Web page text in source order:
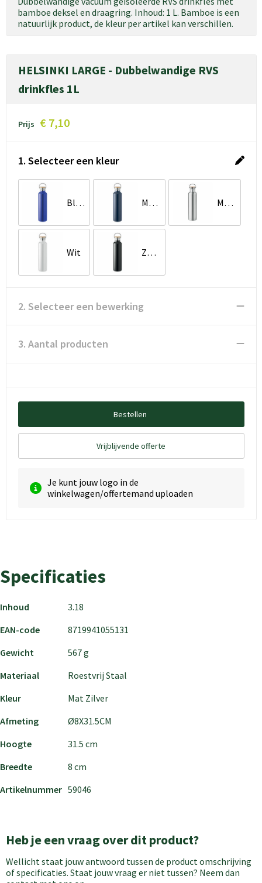
bamboe deksel en draagring. Inhoud: 1 L. Bamboe is een
natuurlijk product, de kleur per artikel kan verschillen.
HELSINKI LARGE - Dubbelwandige RVS
drinkfles 1L
Prijs € 7,10
1. Selecteer een kleur
Blauw Marineblauw Mat Zilver
Wit Zwart
2. Selecteer een bewerking
3. Aantal producten
Bestellen
Vrijblijvende offerte
Je kunt jouw logo in de
winkelwagen/offertemand uploaden
Specificaties
Inhoud
3.18
EAN-code
8719941055131
Gewicht
567 g
Materiaal
Roestvrij Staal
Kleur
Mat Zilver
Afmeting
Ø8X31.5CM
Hoogte
31.5 cm
Breedte
8 cm
Artikelnummer 59046
Heb je een vraag over dit product?
Wellicht staat jouw antwoord tussen de product omschrijving
of specificaties. Staat jouw vraag er niet tussen? Neem dan